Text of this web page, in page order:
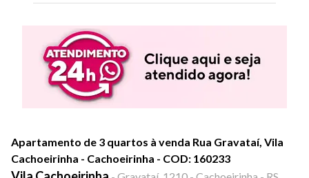
Apartamento de 3 quartos à venda Rua Gravataí, Vila
Cachoeirinha - Cachoeirinha - COD: 160233